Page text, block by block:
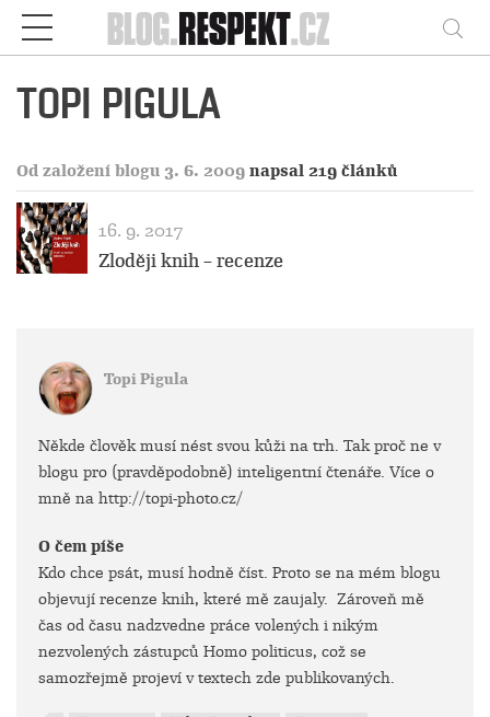
Respekt
TOPI PIGULA
Od založení blogu 3. 6. 2009 napsal 219 článků
16. 9. 2017
Zloději knih – recenze
Topi Pigula
Někde člověk musí nést svou kůži na trh. Tak proč ne v
blogu pro (pravděpodobně) inteligentní čtenáře. Více o
mně na http://topi-photo.cz/
O čem píše
Kdo chce psát, musí hodně číst. Proto se na mém blogu
objevují recenze knih, které mě zaujaly. Zároveň mě
čas od času nadzvedne práce volených i nikým
nezvolených zástupců Homo politicus, což se
samozřejmě projeví v textech zde publikovaných.